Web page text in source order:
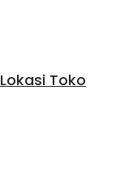
Lokasi Toko